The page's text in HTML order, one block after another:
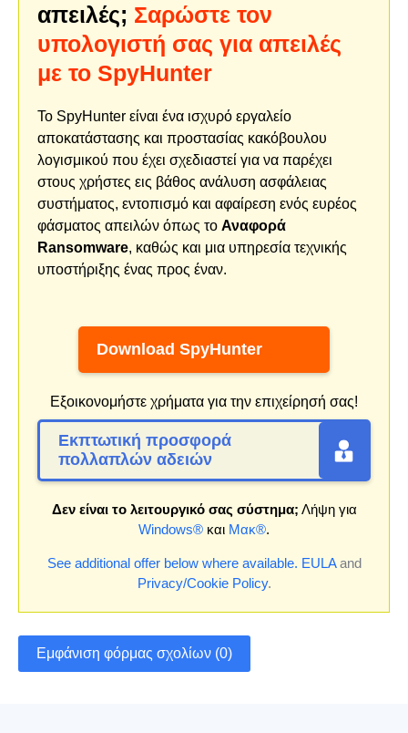
απειλές; Σαρώστε τον
υπολογιστή σας για απειλές
με το SpyHunter
Το SpyHunter είναι ένα ισχυρό εργαλείο
αποκατάστασης και προστασίας κακόβουλου
λογισμικού που έχει σχεδιαστεί για να παρέχει
στους χρήστες εις βάθος ανάλυση ασφάλειας
συστήματος, εντοπισμό και αφαίρεση ενός ευρέος
φάσματος απειλών όπως το Αναφορά
Ransomware, καθώς και μια υπηρεσία τεχνικής
υποστήριξης ένας προς έναν.
Download SpyHunter
Εξοικονομήστε χρήματα για την επιχείρησή σας!
Εκπτωτική προσφορά
πολλαπλών αδειών
Δεν είναι το λειτουργικό σας σύστημα; Λήψη για
Windows® και Μακ®.
See additional offer below where available. EULAand
Privacy/Cookie Policy.
Εμφάνιση φόρμας σχολίων (0)